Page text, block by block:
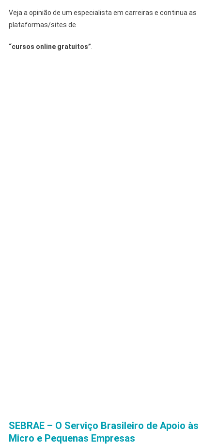
Veja a opinião de um especialista em carreiras e continua as
plataformas/sites de
“cursos online gratuitos”
SEBRAE – O Serviço Brasileiro de Apoio às
Micro e Pequenas Empresas